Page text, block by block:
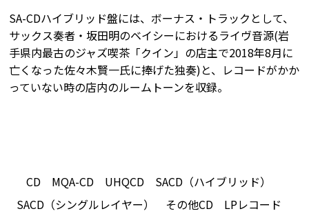
SA-CDハイブリッド盤には、ボーナス・トラックとして、
サックス奏者・坂田明のベイシーにおけるライヴ音源(岩
手県内最古のジャズ喫茶「クイン」の店主で2018年8月に
亡くなった佐々木賢一氏に捧げた独奏)と、レコードがかか
っていない時の店内のルームトーンを収録。
CD MQA-CD UHQCD
SACD（ハイブリッド）
SACD（シングルレイヤー）
その他CD
LPレコード